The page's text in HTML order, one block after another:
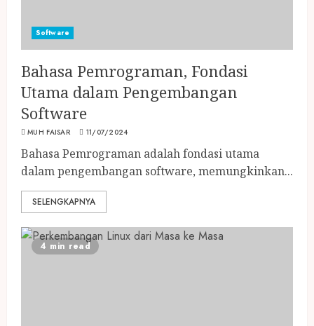
Software
Bahasa Pemrograman, Fondasi
Utama dalam Pengembangan
Software
MUH FAISAR 11/07/2024
Bahasa Pemrograman adalah fondasi utama
dalam pengembangan software, memungkinkan...
SELENGKAPNYA
4 min read